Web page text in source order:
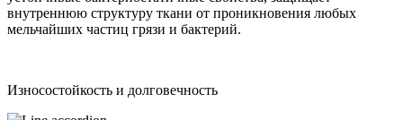
внутреннюю структуру ткани от проникновения любых
мельчайших частиц грязи и бактерий.
Износостойкость и долговечность